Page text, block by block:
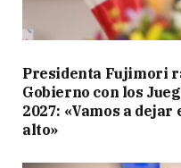
Presidenta Fujimori
Gobierno con los
2027: «Vamos a
alto»